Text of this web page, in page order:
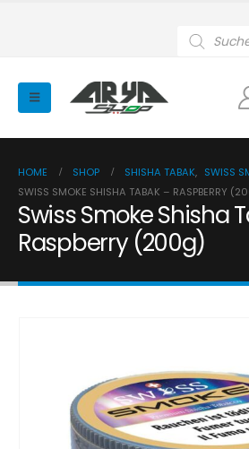
search
HOME SHOP SHISHA TABAK, SWISS
SWISS SMOKE SHISHA TABAK – RASPBERRY
Swiss Smoke Shisha
Raspberry (200g)